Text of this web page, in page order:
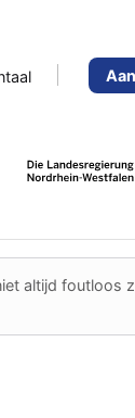
altijd foutloos